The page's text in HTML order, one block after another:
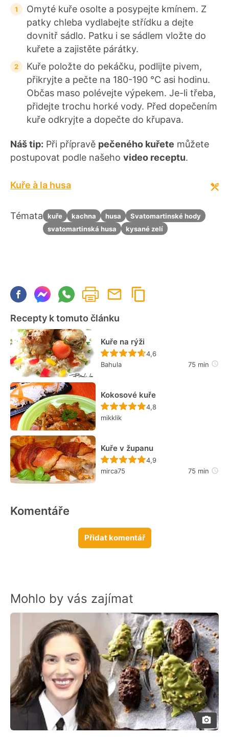
Omyté kuře osolte a posypejte kmínem. Z
patky chleba vydlabejte střídku a dejte
dovnitř sádlo. Patku i se sádlem vložte do
kuřete a zajistěte párátky.
Kuře položte do pekáčku, podlijte pivem,
přikryjte a pečte na 180-190 °C asi hodinu.
Občas maso polévejte výpekem. Je-li třeba,
přidejte trochu horké vody. Před dopečením
kuře odkryjte a dopečte do křupava.
Náš tip: Při přípravě pečeného kuřete můžete
postupovat podle našeho video receptu.
Kuře à la husa
Témata kuře kachna husa
Svatomartinské hody
svatomartinská husa
kysané zelí
Recepty k tomuto článku
Kuře na rýži
Recept ještě nebyl
4,6
Bahula
75 min
Kokosové kuře
Recept ještě nebyl
4,8
mikklik
Kuře v županu
Recept ještě nebyl
4,9
mirca75
75 min
Komentáře
Přidat komentář
Mohlo by vás zajímat